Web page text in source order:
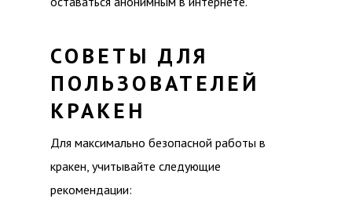
СОВЕТЫ ДЛЯ
ПОЛЬЗОВАТЕЛЕЙ
КРАКЕН
Для максимально безопасной работы в
кракен, учитывайте следующие
рекомендации: